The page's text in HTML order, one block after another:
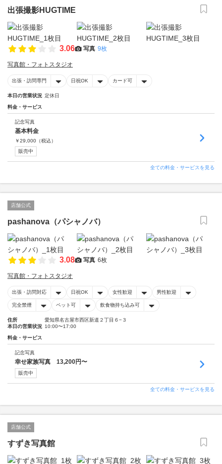
出張撮影HUGTIME
3.06 写真 9枚
写真館・フォトスタジオ
出張・訪問専門 日祝OK カード可
本日の営業状況 定休日
料金・サービス
記念写真
基本料金
￥29,000 （税込）
販売中
全ての料金・サービスを見る
店舗公式
pashanova（パシャノバ）
3.08 写真 6枚
写真館・フォトスタジオ
出張・訪問対応 日祝OK 女性歓迎 男性歓迎
完全禁煙 ペット可 飲食物持ち込み可
住所
愛知県名古屋市西区新道２丁目６−３
本日の営業状況 10:00〜17:00
料金・サービス
記念写真
幸せ家族写真 13,200円〜
販売中
全ての料金・サービスを見る
店舗公式
すずき写真館